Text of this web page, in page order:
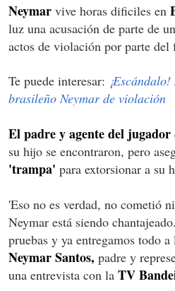
Neymar vive horas dificiles en
luz una acusación de parte de
actos de violación por parte del
Te puede interesar:
brasileño Neymar de violación
El padre y agente del jugador
su hijo se encontraron, pero
'trampa' para extorsionar a su
'Eso no es verdad, no cometió
Neymar está siendo
pruebas y ya entregamos todo
Neymar Santos, padre y
una entrevista con la TV